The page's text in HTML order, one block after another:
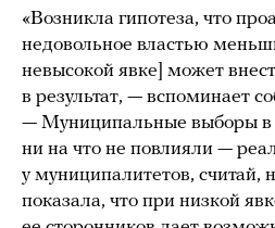
«Возникла гипотеза, что
недовольное властью
невысокой явке] может
в результат, — вспоминает
— Муниципальные выборы в
ни на что не повлияли —
у муниципалитетов, считай,
показала, что при низкой